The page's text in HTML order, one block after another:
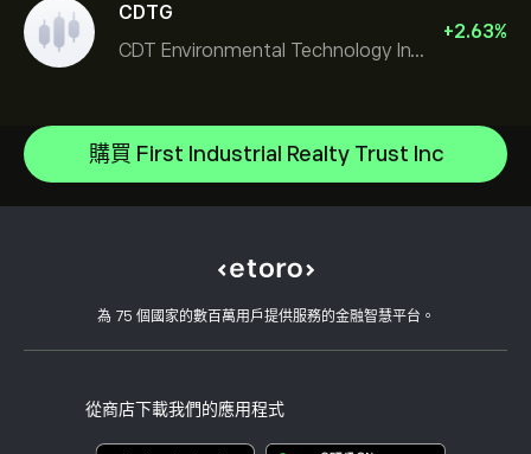
CDTG
CDT Environmental Technology Investment Holdings L
+2.63%
購買 First Industrial Realty Trust Inc
為 75 個國家的數百萬用戶提供服務的金融智慧平台。
從商店下載我們的應用程式
Micron Technology, Inc.
Alphabet Inc Class A
JPMorgan Chase & Co
如何存款
如何提款
開設帳戶
用戶端漏洞
CopyTrading 如何運作
負責任的交易
為什麼選擇 eToro
我們的辦事處
風險揭露
關鍵資訊文件
投資保險